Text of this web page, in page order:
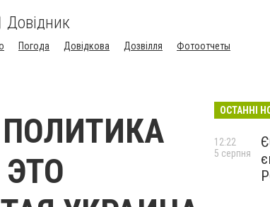
Довідник
Погода Довідкова Дозвілля Фотоотчеты
ОСТАННІ
12:22
5 серпня